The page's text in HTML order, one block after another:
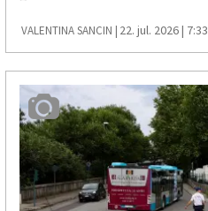
VALENTINA SANCIN | 22. jul. 2026 | 7:33